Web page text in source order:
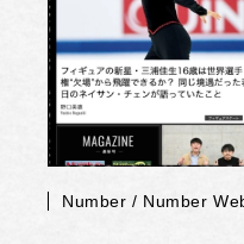
Number / Number